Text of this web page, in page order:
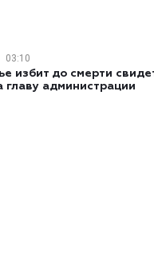
03:10
избит до смерти
главу администрации